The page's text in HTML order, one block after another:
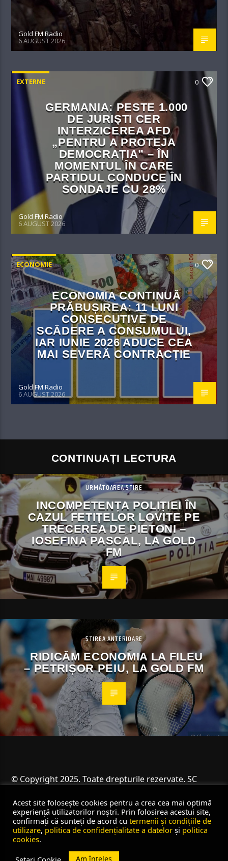
Gold FM Radio
6 AUGUST 2026
EXTERNE 0
GERMANIA: PESTE 1.000
DE JURIȘTI CER
INTERZICEREA AFD
„PENTRU A PROTEJA
DEMOCRAȚIA” – ÎN
MOMENTUL ÎN CARE
PARTIDUL CONDUCE ÎN
SONDAJE CU 28%
Gold FM Radio
6 AUGUST 2026
ECONOMIE 0
ECONOMIA CONTINUĂ
PRĂBUȘIREA: 11 LUNI
CONSECUTIVE DE
SCĂDERE A CONSUMULUI,
IAR IUNIE 2026 ADUCE CEA
MAI SEVERĂ CONTRACȚIE
Gold FM Radio
6 AUGUST 2026
CONTINUAȚI LECTURA
URMĂTOAREA ȘTIRE
INCOMPETENȚA POLIȚIEI ÎN
CAZUL FETIȚELOR LOVITE PE
TRECEREA DE PIETONI –
IOSEFINA PASCAL, LA GOLD
FM
ȘTIREA ANTERIOARE
RIDICĂM ECONOMIA LA FILEU
– PETRIȘOR PEIU, LA GOLD FM
© Copyright 2025. Toate drepturile rezervate. SC
Acest site folosește cookies pentru a crea cea mai optimă
experiență utilizatorilor noștri. Prin folosirea acestui site,
confirmați că sunteți de acord cu termenii și condițiile de
utilizare, politica de confidențialitate a datelor și politica
cookies.
Am înțeles